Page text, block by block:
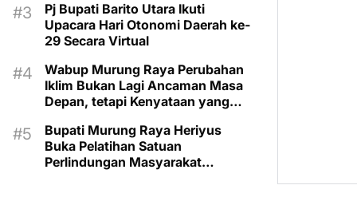
Pj Bupati Barito Utara Ikuti
Upacara Hari Otonomi Daerah ke-
29 Secara Virtual
Wabup Murung Raya Perubahan
Iklim Bukan Lagi Ancaman Masa
Depan, tetapi Kenyataan yang
Bupati Murung Raya Heriyus
Buka Pelatihan Satuan
Perlindungan Masyarakat